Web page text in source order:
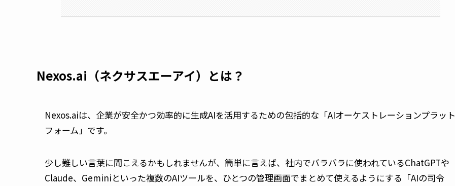
Nexos.ai（ネクサスエーアイ）とは？
Nexos.aiは、企業が安全かつ効率的に生成AIを活用するための包括的な「AIオーケストレーションプラット
フォーム」です。
少し難しい言葉に聞こえるかもしれませんが、簡単に言えば、社内でバラバラに使われているChatGPTや
Claude、Geminiといった複数のAIツールを、ひとつの管理画面でまとめて使えるようにする「AIの司令